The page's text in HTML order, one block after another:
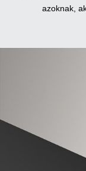
azoknak,